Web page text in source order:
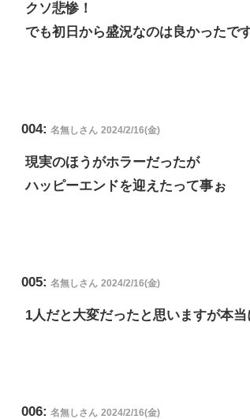
クソ悲惨！
でも初日から盛況なのは良かったで
004: 名無しさん 2024/2/16(金)
現実のほうがホラーだったが
ハッピーエンドを迎えたって事ぉ
005: 名無しさん 2024/2/16(金)
1人だと大変だったと思いますが本
006: 名無しさん 2024/2/16(金)